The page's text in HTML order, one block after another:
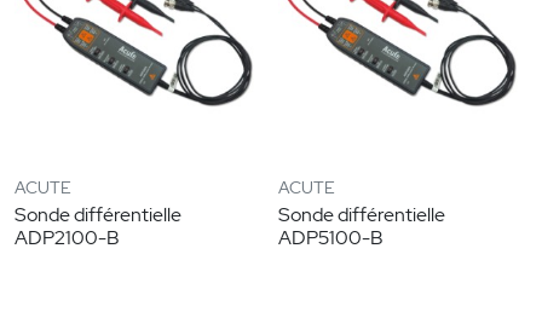
ACUTE
Sonde différentielle
ADP2100-B
ACUTE
Sonde différentielle
ADP5100-B